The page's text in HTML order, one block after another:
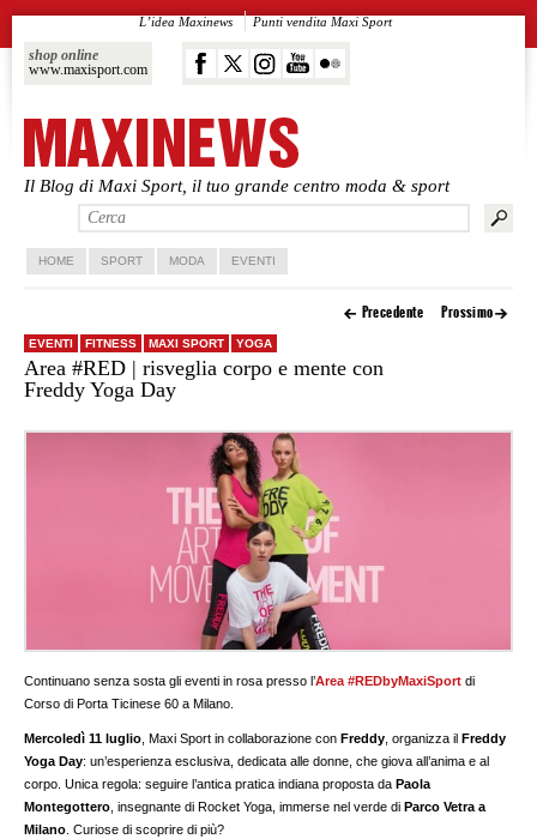
Il Blog di Maxi Sport, il tuo grande centro moda & sport
shop online
www.maxisport.com
L’idea Maxinews Punti vendita Maxi Sport
Vai al contenuto principale
Vai al contenuto secondario
HOME SPORT MODA EVENTI
Precedente Prossimo
EVENTI FITNESS MAXI SPORT YOGA
Area #RED | risveglia corpo e mente con
Freddy Yoga Day
Continuano senza sosta gli eventi in rosa presso l’Area #REDbyMaxiSport di
Corso di Porta Ticinese 60 a Milano.
Mercoledì 11 luglio , Maxi Sport in collaborazione con Freddy , organizza il Freddy
Yoga Day: un’esperienza esclusiva, dedicata alle donne, che giova all’anima e al
corpo. Unica regola: seguire l’antica pratica indiana proposta da Paola
Montegottero , insegnante di Rocket Yoga, immerse nel verde di Parco Vetra a
Milano . Curiose di scoprire di più?